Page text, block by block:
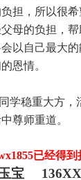
担，所以很
母的负担，帮
以自己最大
恩情。
学稳重大方，
尊师重道。
已经得到
玉宝